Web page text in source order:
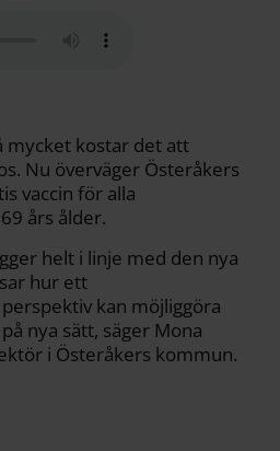
mycket kostar det att
Nu överväger Österåkers
vaccin för alla
års ålder.
helt i linje med den nya
hur ett
kan möjliggöra
nya sätt, säger Mona
i Österåkers kommun.